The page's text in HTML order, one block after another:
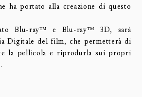
ha portato alla creazione di questo
Blu-ray™ e Blu-ray™ 3D, sarà
Digitale del film, che permetterà di
la pellicola e riprodurla sui propri